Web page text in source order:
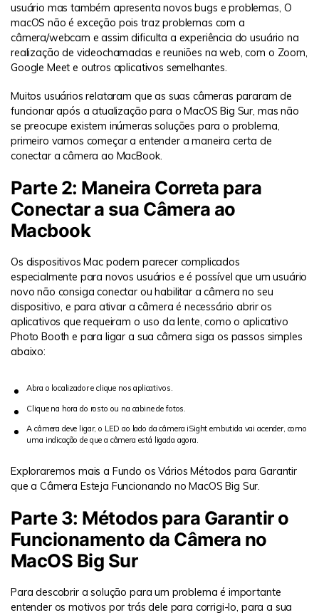
usuário mas também apresenta novos bugs e problemas, O
macOS não é exceção pois traz problemas com a
câmera/webcam e assim dificulta a experiência do usuário na
realização de videochamadas e reuniões na web, com o Zoom,
Google Meet e outros aplicativos semelhantes.
Muitos usuários relataram que as suas câmeras pararam de
funcionar após a atualização para o MacOS Big Sur, mas não
se preocupe existem inúmeras soluções para o problema,
primeiro vamos começar a entender a maneira certa de
conectar a câmera ao MacBook.
Parte 2: Maneira Correta para
Conectar a sua Câmera ao
Macbook
Os dispositivos Mac podem parecer complicados
especialmente para novos usuários e é possível que um usuário
novo não consiga conectar ou habilitar a câmera no seu
dispositivo, e para ativar a câmera é necessário abrir os
aplicativos que requeiram o uso da lente, como o aplicativo
Photo Booth e para ligar a sua câmera siga os passos simples
abaixo:
Abra o localizador e clique nos aplicativos.
Clique na hora do rosto ou na cabine de fotos.
A câmera deve ligar, o LED ao lado da câmera iSight embutida vai acender, como
uma indicação de que a câmera está ligada agora.
Exploraremos mais a Fundo os Vários Métodos para Garantir
que a Câmera Esteja Funcionando no MacOS Big Sur.
Parte 3: Métodos para Garantir o
Funcionamento da Câmera no
MacOS Big Sur
Para descobrir a solução para um problema é importante
entender os motivos por trás dele para corrigi-lo, para a sua